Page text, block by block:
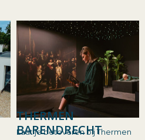
THERMEN
BARENDRECHT
Laat je betoveren bij Thermen